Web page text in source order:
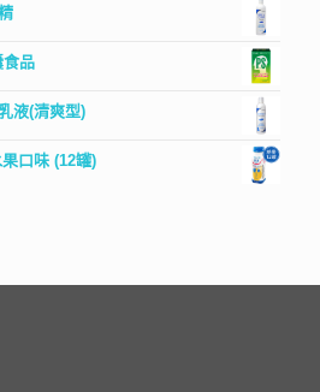
食品
液(清爽型)
口味 (12罐)